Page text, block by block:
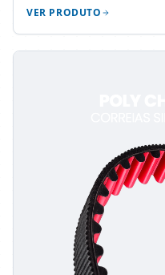
VER PRODUTO